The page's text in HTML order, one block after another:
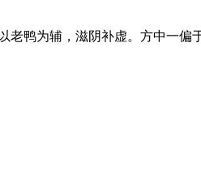
为辅，滋阴补虚。方中一偏